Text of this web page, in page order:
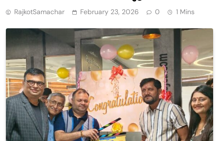
RajkotSamachar February 23, 2026 0 1 Mins